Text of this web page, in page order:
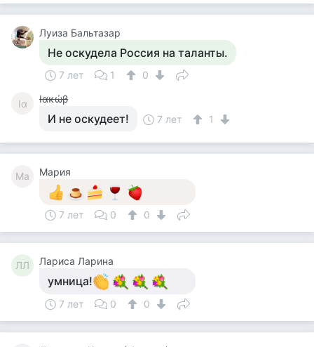
Луиза Бальтазар
Не оскудела Россия на таланты.
7 лет 1 0
Ια Ιακώβ
И не оскудеет! 7 лет 1
Ма Мария
7 лет 0 0
ЛЛ Лариса Ларина
умница!
7 лет 0 0